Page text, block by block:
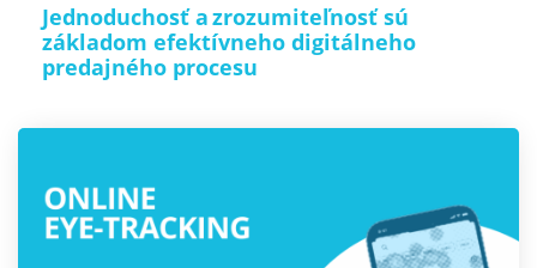
Jednoduchosť a zrozumiteľnosť sú
základom efektívneho digitálneho
predajného procesu